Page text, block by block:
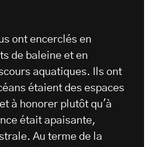
ont encerclés en
de baleine et en
aquatiques. Ils ont
étaient des espaces
à honorer plutôt qu'à
était apaisante,
Au terme de la